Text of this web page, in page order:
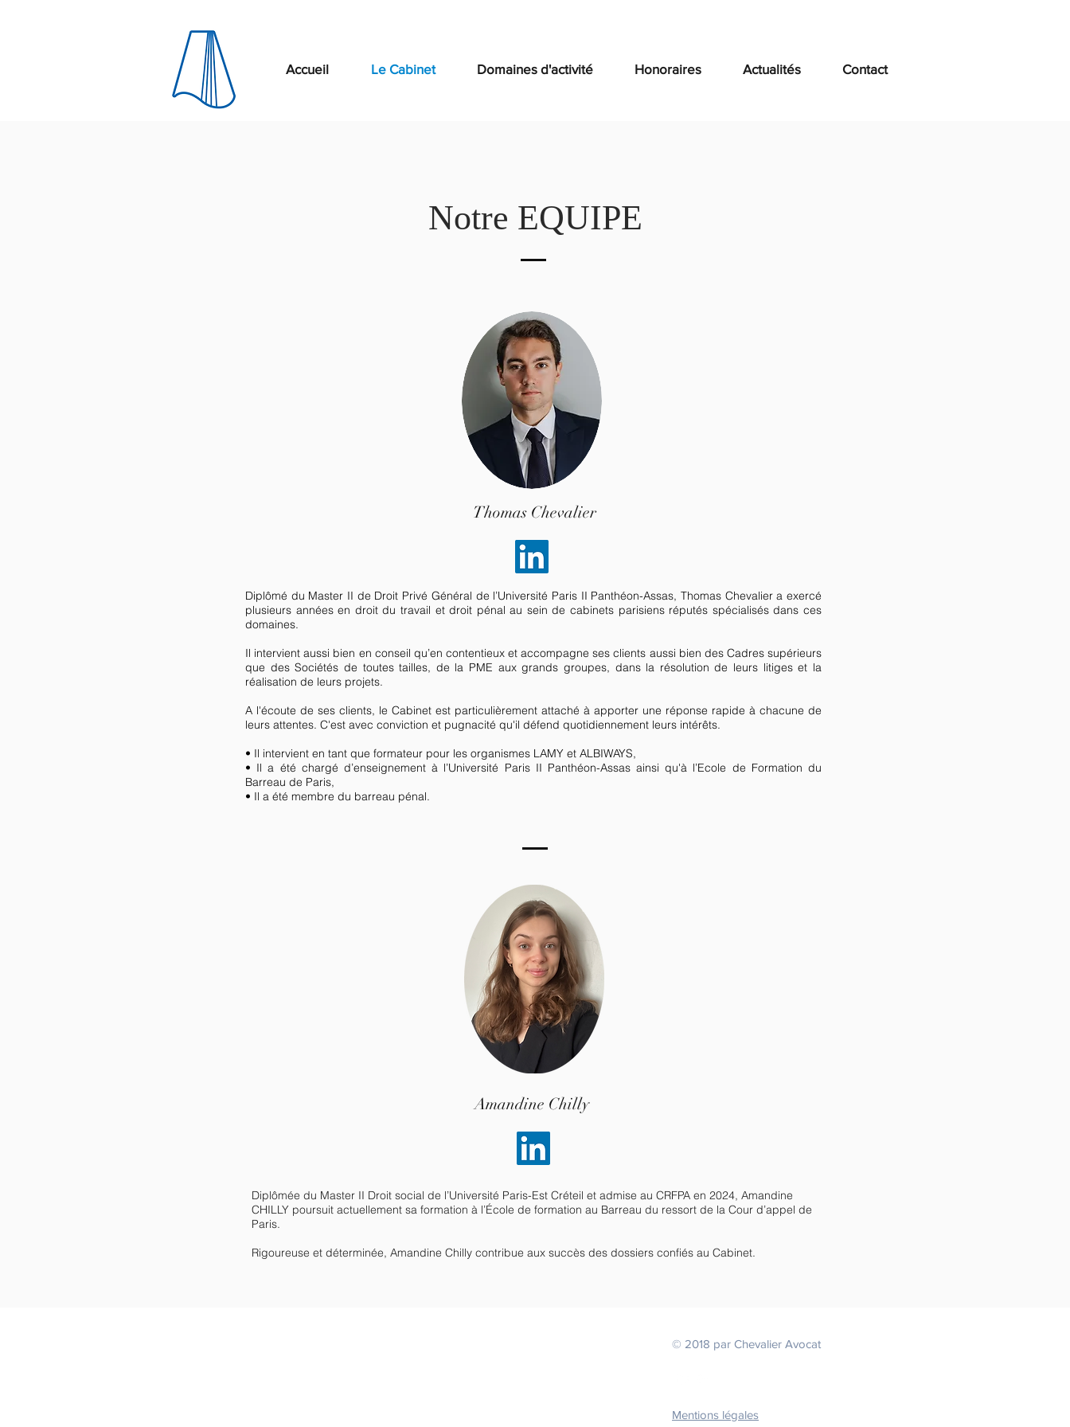
Accueil Le Cabinet Domaines d'activité Honoraires Actualités Contact
Notre EQUIPE
Thomas Chevalier
Diplômé du Master II de Droit Privé Général de l’Université Paris II Panthéon-Assas, Thomas Chevalier a exercé
plusieurs années en droit du travail et droit pénal au sein de cabinets parisiens réputés spécialisés dans ces
domaines.
Il intervient aussi bien en conseil qu’en contentieux et accompagne ses clients aussi bien des Cadres supérieurs
que des Sociétés de toutes tailles, de la PME aux grands groupes, dans la résolution de leurs litiges et la
réalisation de leurs projets.
A l'écoute de ses clients, le Cabinet est particulièrement attaché à apporter une réponse rapide à chacune de
leurs attentes. C'est avec conviction et pugnacité qu'il défend quotidiennement leurs intérêts.
• Il intervient en tant que formateur pour les organismes LAMY et ALBIWAYS,
• Il a été chargé d’enseignement à l’Université Paris II Panthéon-Assas ainsi qu'à l’Ecole de Formation du
Barreau de Paris,
• Il a été membre du barreau pénal.
Amandine Chilly
Diplômée du Master II Droit social de l’Université Paris-Est Créteil et admise au CRFPA en 2024, Amandine
CHILLY poursuit actuellement sa formation à l’École de formation au Barreau du ressort de la Cour d’appel de
Paris.
​Rigoureuse et déterminée, Amandine Chilly contribue aux succès des dossiers confiés au Cabinet.
© 2018 par Chevalier Avocat
Mentions légales